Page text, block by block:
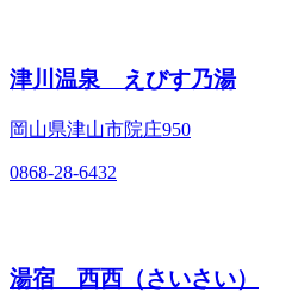
津川温泉 えびす乃湯
岡山県津山市院庄950
0868-28-6432
湯宿 西西（さいさい）